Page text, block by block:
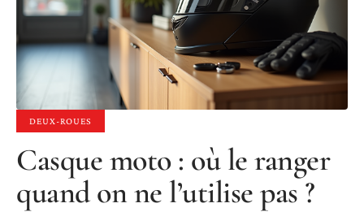
DEUX-ROUES
Casque moto : où le ranger
quand on ne l’utilise pas ?